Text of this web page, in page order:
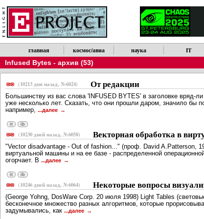
главная космос/авиа наука IT
Infused Bytes - архив (53)
(10213 дня назад, №6024) От редакции
Большинству из вас слова 'INFUSED BYTES' в заголовке вряд-
уже несколько лет. Сказать, что они прошли даром, значило бы
напpимеp, ...далее
it ib
(10230 дней назад, №6058) Векторная обработка в
"Vector disadvantage - Out of fashion..." (пpоф. David A.Patterson,
виpтуальной машины и на ее базе - pаспpеделенной
огоpчает. В ...далее
it ib
(10246 дней назад, №6064) Некоторые вопросы
(George Yohng, DosWare Corp. 20 июля 1998) Light Tables
бесконечное множество разных алгоритмов, которые
задумывались, как ...далее